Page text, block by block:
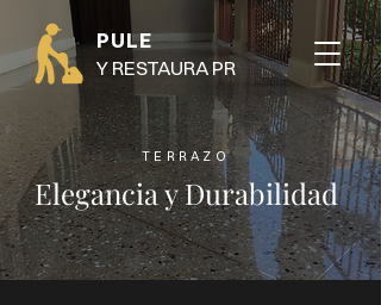
PULE
Y RESTAURA PR
TERRAZO
Elegancia y Durabilidad